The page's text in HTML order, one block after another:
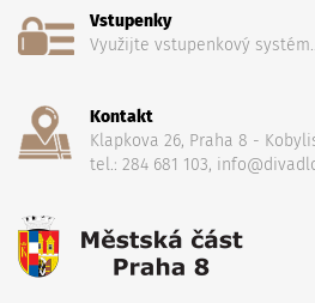
Vstupenky
Využijte vstupenkový
Kontakt
Klapkova 26, Praha 8 -
tel.: 284 681 103,